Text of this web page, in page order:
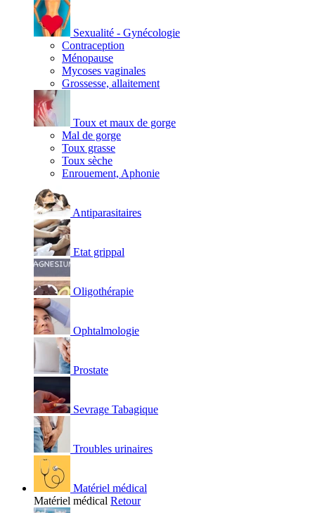
Sexualité - Gynécologie
Contraception
Ménopause
Mycoses vaginales
Grossesse, allaitement
Toux et maux de gorge
Mal de gorge
Toux grasse
Toux sèche
Enrouement, Aphonie
Antiparasitaires
Etat grippal
Oligothérapie
Ophtalmologie
Prostate
Sevrage Tabagique
Troubles urinaires
Matériel médical
Matériel médical Retour